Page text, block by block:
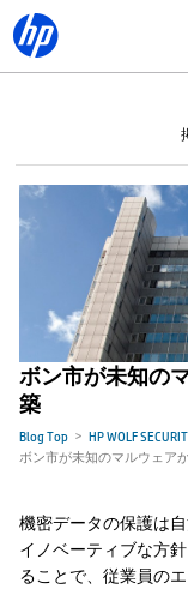
ボン市が未知の
築
Blog Top HP WOLF
ボン市が未知のマルウェア
機密データの保護は
イノベーティブな方
ることで、従業員の